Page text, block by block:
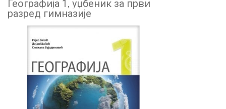
Географија 1, уџбеник за први
разред гимназије